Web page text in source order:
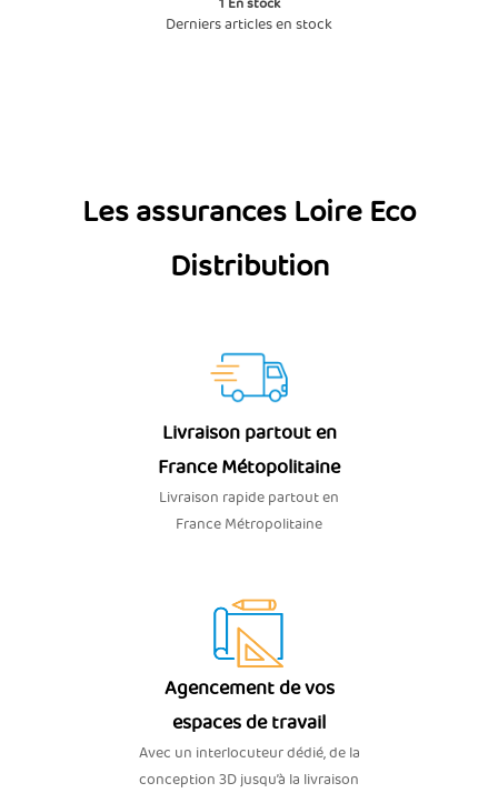
Derniers articles en stock
Les assurances Loire Eco
Distribution
Livraison partout en
France Métopolitaine
Livraison rapide partout en
France Métropolitaine
Agencement de vos
espaces de travail
Avec un interlocuteur dédié, de la
conception 3D jusqu’à la livraison